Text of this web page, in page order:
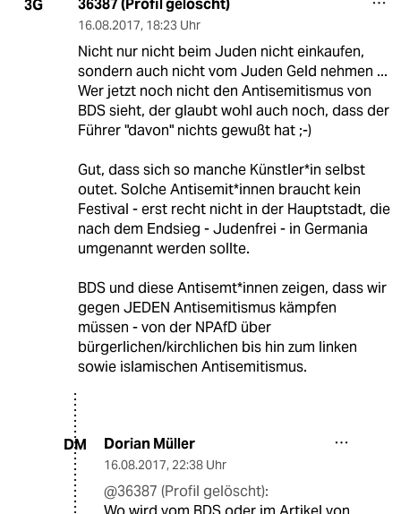
3G 36387 (Profil gelöscht)
16.08.2017, 18:23 Uhr
Nicht nur nicht beim Juden nicht einkaufen,
sondern auch nicht vom Juden Geld nehmen ...
Wer jetzt noch nicht den Antisemitismus von
BDS sieht, der glaubt wohl auch noch, dass der
Führer "davon" nichts gewußt hat ;-)
Gut, dass sich so manche Künstler*in selbst
outet. Solche Antisemit*innen braucht kein
Festival - erst recht nicht in der Hauptstadt, die
nach dem Endsieg - Judenfrei - in Germania
umgenannt werden sollte.
BDS und diese Antisemt*innen zeigen, dass wir
gegen JEDEN Antisemitismus kämpfen
müssen - von der NPAfD über
bürgerlichen/kirchlichen bis hin zum linken
sowie islamischen Antisemitismus.
DM Dorian Müller
16.08.2017, 22:38 Uhr
@36387 (Profil gelöscht):